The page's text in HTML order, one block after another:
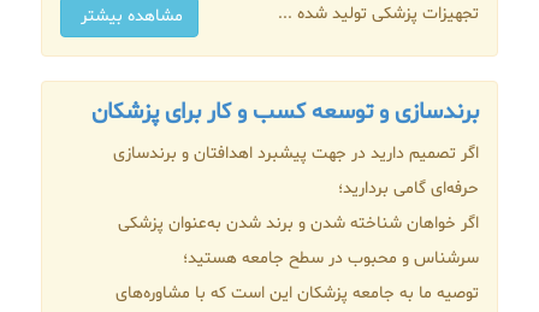
تجهیزات پزشکی تولید شده ...
مشاهده بیشتر
برندسازی و توسعه کسب‌ و کار برای پزشکان
اگر تصمیم دارید در جهت پیشبرد اهدافتان و برندسازی
حرفه‌ای گامی بردارید؛
اگر خواهان شناخته شدن و برند شدن به‌عنوان پزشکی
سرشناس و محبوب در سطح جامعه هستید؛
توصیه ما به جامعه پزشکان این است که با مشاوره‌های